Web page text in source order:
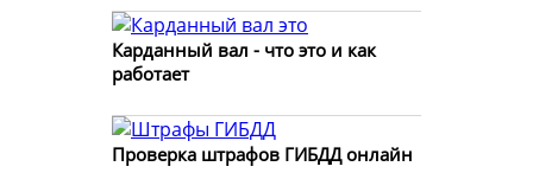
Карданный вал - что это и как
работает
Проверка штрафов ГИБДД онлайн